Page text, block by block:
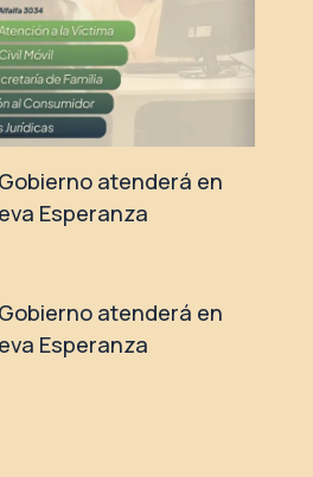
atenderá en
Esperanza
atenderá en
Esperanza